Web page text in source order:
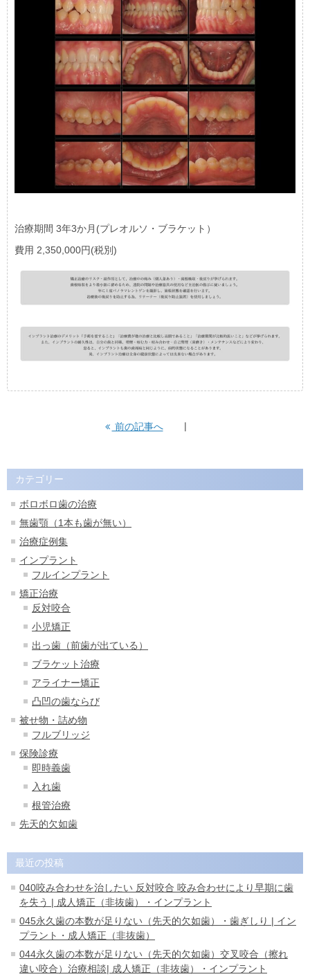
治療期間 3年3か月(プレオルソ・ブラケット）
費用 2,350,000円(税別)
前の記事へ
カテゴリー
ボロボロ歯の治療
無歯顎（1本も歯が無い）
治療症例集
インプラント
フルインプラント
矯正治療
反対咬合
小児矯正
出っ歯（前歯が出ている）
ブラケット治療
アライナー矯正
凸凹の歯ならび
被せ物・詰め物
フルブリッジ
保険診療
即時義歯
入れ歯
根管治療
先天的欠如歯
最近の投稿
040咬み合わせを治したい 反対咬合 咬み合わせにより早期に歯
を失う | 成人矯正（非抜歯）・インプラント
045永久歯の本数が足りない（先天的欠如歯）・歯ぎしり | イン
プラント・成人矯正（非抜歯）
044永久歯の本数が足りない（先天的欠如歯）交叉咬合（擦れ
違い咬合）治療相談| 成人矯正（非抜歯）・インプラント